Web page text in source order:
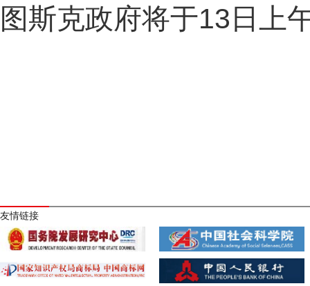
图斯克政府将于13日上
友情链接